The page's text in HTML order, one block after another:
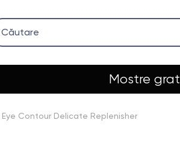
Mostre
Eye Contour Delicate Replenisher